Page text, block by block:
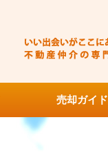
売却ガイド